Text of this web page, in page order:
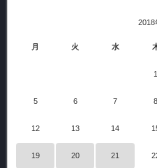
2018
月 火 水
1
5 6 7 8
12 13 14
19 20 21